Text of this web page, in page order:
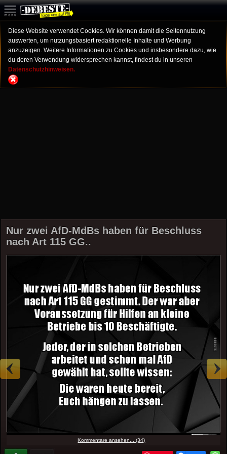
Diese Website verwendet Cookies. Wir können damit die Seitennutzung
auswerten, um nutzungsbasiert redaktionelle Inhalte und Werbung
anzuzeigen. Weitere Informationen zu Cookies und insbesondere dazu, wie
du deren Verwendung widersprechen kannst, findest du in unseren
Datenschutzhinweisen.
Nur zwei AfD-MdBs haben für Beschluss
nach Art 115 GG..
Kommentare ansehen... (34)